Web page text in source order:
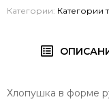
Категории: Категории
Хлопушка в форме